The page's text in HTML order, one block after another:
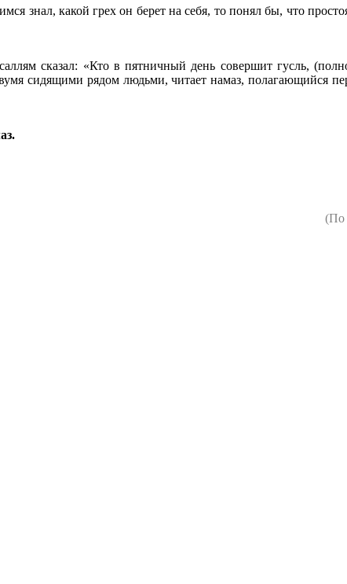
знал, какой грех он берет на себя, то понял бы, что
сказал: «Кто в пятничный день совершит гусль,
сидящими рядом людьми, читает намаз, полагающийся
(По